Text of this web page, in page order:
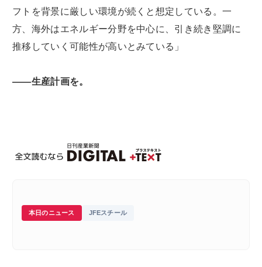
フトを背景に厳しい環境が続くと想定している。一
方、海外はエネルギー分野を中心に、引き続き堅調に
推移していく可能性が高いとみている」
――生産計画を。
本日のニュース JFEスチール